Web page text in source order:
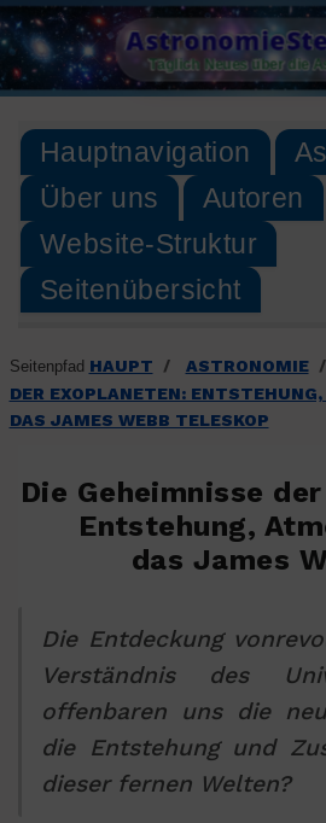
Skip
to
content
Täglich Neues über die
Hauptnavigation
Über uns
Autoren
Website-Struktur
Seitenübersicht
Seitenpfad HAUPT / ASTRONOMIE /
DER EXOPLANETEN:
DAS JAMES WEBB TELESKOP
Die Geheimnisse
Entstehung,
das James
Die Entdeckung
Verständnis des
offenbaren uns die
die Entstehung und
dieser fernen Welten?